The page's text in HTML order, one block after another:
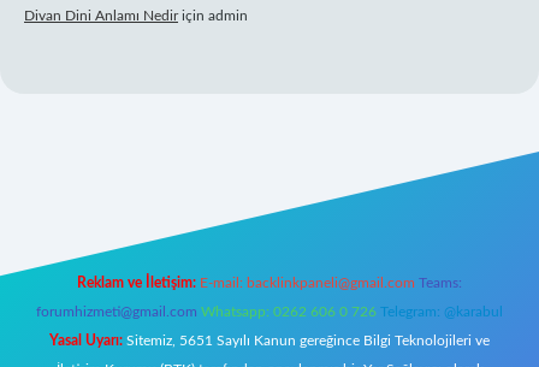
Divan Dini Anlamı Nediriçin admin
Reklam ve İletişim: E-mail: backlinkpaneli@gmail.com Teams:
forumhizmeti@gmail.com Whatsapp: 0262 606 0 726 Telegram: @karabul
Yasal Uyarı: Sitemiz, 5651 Sayılı Kanun gereğince Bilgi Teknolojileri ve